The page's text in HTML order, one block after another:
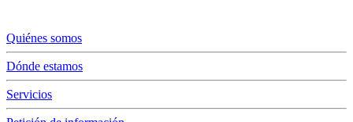
Quiénes somos
Dónde estamos
Servicios